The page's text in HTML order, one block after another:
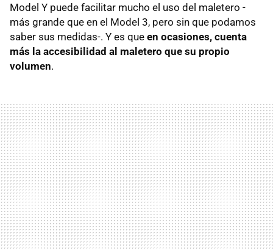
Model Y puede facilitar mucho el uso del maletero -
más grande que en el Model 3, pero sin que podamos
saber sus medidas-. Y es que en ocasiones, cuenta
más la accesibilidad al maletero que su propio
volumen.